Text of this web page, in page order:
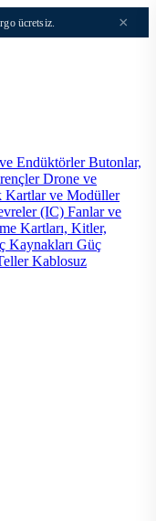
ücretsiz. ×
EndüktörlerButonlar,
Drone ve
Kartlar ve Modüller
(IC) Fanlar ve
Kartları, Kitler,
Kaynakları Güç
Kablosuz